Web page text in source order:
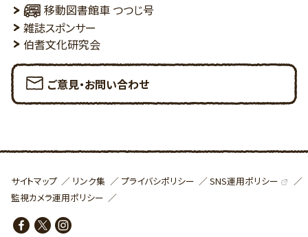
移動図書館車 つつじ号
雑誌スポンサー
伯耆文化研究会
ご意見・お問い合わせ
サイトマップ リンク集 プライバシポリシー
SNS運用ポリシー
監視カメラ運用ポリシー